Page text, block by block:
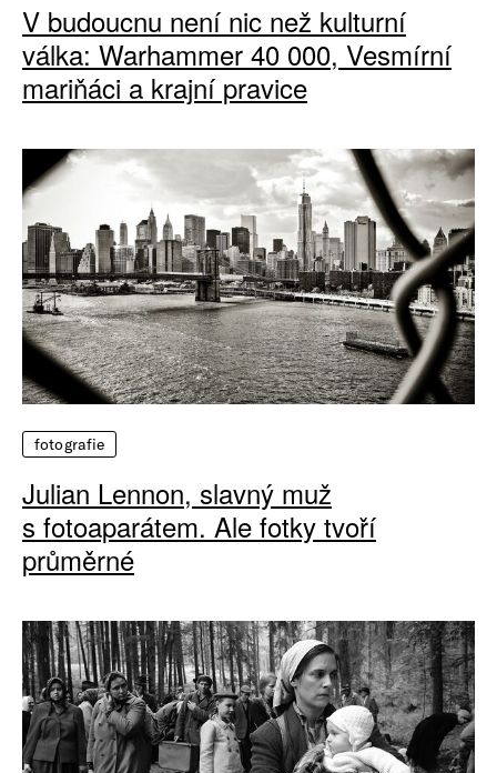
V budoucnu není nic než kulturní
válka: Warhammer 40 000, Vesmírní
mariňáci a krajní pravice
fotografie
Julian Lennon, slavný muž
s fotoaparátem. Ale fotky tvoří
průměrné